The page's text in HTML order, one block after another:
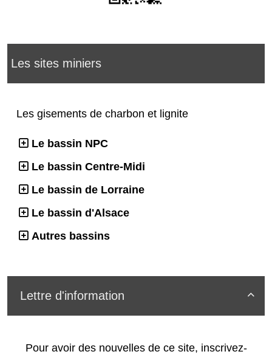
Les sites miniers
Les gisements de charbon et lignite
Le bassin NPC
Le bassin Centre-Midi
Le bassin de Lorraine
Le bassin d'Alsace
Autres bassins

Lettre d'information
Pour avoir des nouvelles de ce site, inscrivez-